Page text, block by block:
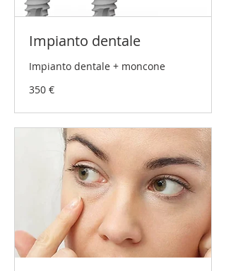
Impianto dentale
Impianto dentale + moncone
350
Euro
350 €